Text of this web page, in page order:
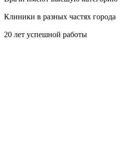
Клиники в разных частях города
20 лет успешной работы